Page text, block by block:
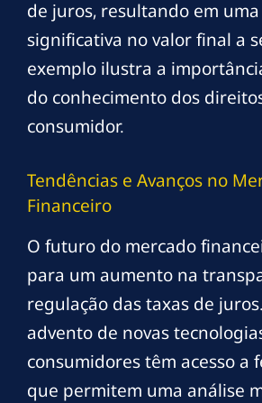
de juros, resultando em
significativa no valor final a
exemplo ilustra a
do conhecimento dos
consumidor.
Tendências e Avanços no
Financeiro
O futuro do mercado
para um aumento na
regulação das taxas de
advento de novas
consumidores têm acesso a
que permitem uma análise